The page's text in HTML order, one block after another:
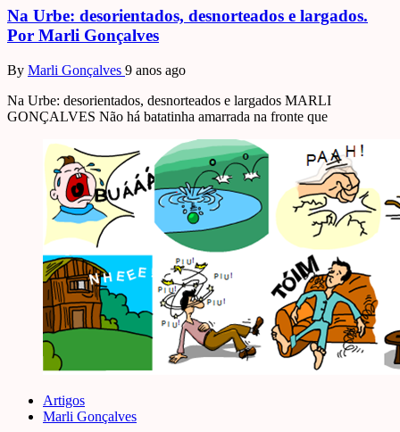
Na Urbe: desorientados, desnorteados e largados.
Por Marli Gonçalves
By Marli Gonçalves 9 anos ago
Na Urbe: desorientados, desnorteados e largados MARLI
GONÇALVES Não há batatinha amarrada na fronte que
Artigos
Marli Gonçalves